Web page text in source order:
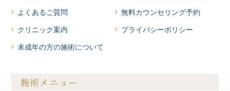
よくあるご質問
クリニック案内
未成年の方の施術について
無料カウンセリング予約
プライバシーポリシー
施術メニュー